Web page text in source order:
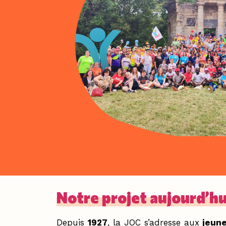
Notre projet
Depuis 1927, la JOC s’adresse aux